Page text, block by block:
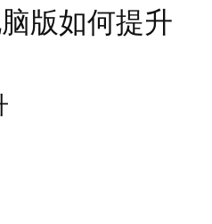
版如何提升